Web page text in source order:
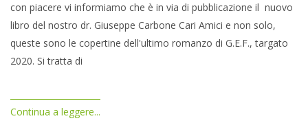
con piacere vi informiamo che è in via di pubblicazione il nuovo
libro del nostro dr. Giuseppe Carbone Cari Amici e non solo,
queste sono le copertine dell'ultimo romanzo di G.E.F., targato
2020. Si tratta di
Continua a leggere...